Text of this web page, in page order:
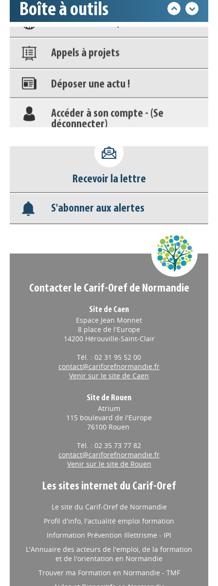
Boîte à outils
Nos veilles Scoop.it
Appels à projets
Déposer une actu !
déconnecter)
Nos veilles Scoop.it
Appels à projets
Recevoir la lettre
S'abonner aux alertes
Contacter le Carif-Oref de Normandie
Site de Caen
Espace Jean Monnet
8 place de l'Europe
14200 Hérouville-Saint-Clair
Tél. : 02 31 95 52 00
contact@cariforefnormandie.fr
Venir sur le site de Caen
Site de Rouen
Atrium
115 boulevard de l'Europe
76100 Rouen
Tél. : 02 35 73 77 82
contact@cariforefnormandie.fr
Venir sur le site de Rouen
Les sites internet du Carif-Oref
Le site du Carif-Oref de Normandie
Profil d'info, l'actualité emploi formation
Information Prévention Illettrisme - IPI
L'Annuaire des acteurs de l'emploi, de la formation
et de l'orientation en Normandie
Trouver ma Formation en Normandie - TMF